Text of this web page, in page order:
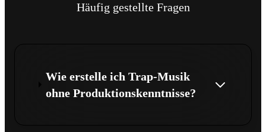
Häufig gestellte Fragen
Wie erstelle ich Trap-Musik
ohne Produktionskenntnisse?